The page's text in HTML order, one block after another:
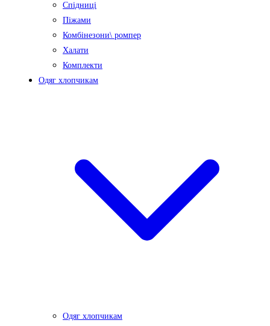
Спідниці
Піжами
Комбінезони\ ромпер
Халати
Комплекти
Одяг хлопчикам
Одяг хлопчикам